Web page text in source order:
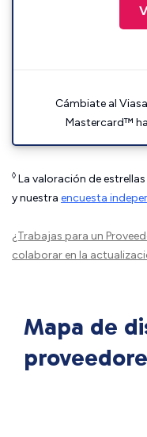
Cámbiate al
Mastercard™
◊ La valoración de
y nuestra encuesta
¿Trabajas para un
colaborar en la
Mapa de